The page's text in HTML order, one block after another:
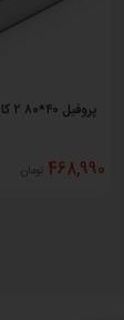
پروفیل ۴۰*۸۰ ۲ کارخانه ۶ متری
468,990 تومان